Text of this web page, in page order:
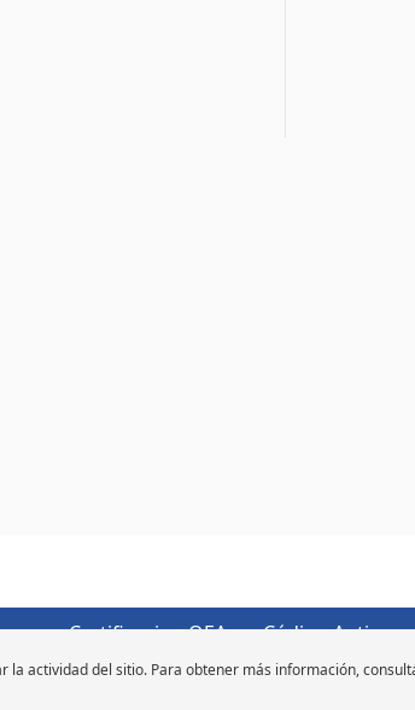
la actividad del sitio. Para obtener más información,
Certificacion OEA Código